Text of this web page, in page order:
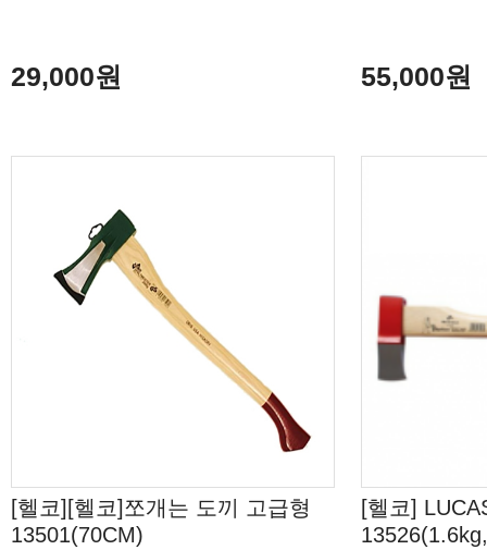
29,000원 55,000원
[헬코][헬코]쪼개는 도끼 고급형
13501(70CM)
[헬코]